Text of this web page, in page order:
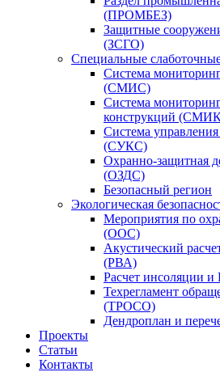
(ПРОМБЕЗ)
Защитные
(ЗСГО)
Специальные
Система
(СМИС)
Система
конструкций
Система
(СУКС)
Охранно-защитная
(ОЗДС)
Безопасный регион
Экологическая
Мероприятия по
(ООС)
Акустический
(РВА)
Расчет
Техрегламент
(ТРОСО)
Дендроплан и
Проекты
Статьи
Контакты